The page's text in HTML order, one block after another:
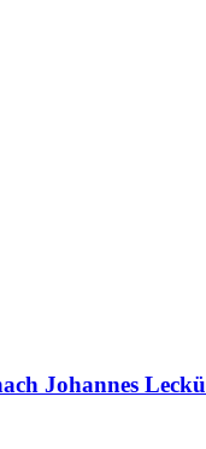
Johannes